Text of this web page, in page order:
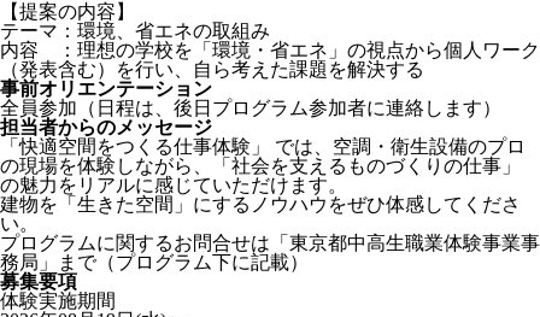
【提案の内容】
テーマ：環境、省エネの取組み
内容 ：理想の学校を「環境・省エネ」の視点から個人ワーク
（発表含む）を行い、自ら考えた課題を解決する
事前オリエンテーション
全員参加（日程は、後日プログラム参加者に連絡します）
担当者からのメッセージ
「快適空間をつくる仕事体験」 では、空調・衛生設備のプロ
の現場を体験しながら、「社会を支えるものづくりの仕事」
の魅力をリアルに感じていただけます。
建物を「生きた空間」にするノウハウをぜひ体感してくださ
い。
プログラムに関するお問合せは「東京都中高生職業体験事業事
務局」まで（プログラム下に記載）
募集要項
体験実施期間